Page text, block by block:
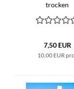
trocken
7,50 EUR
10,00 EUR